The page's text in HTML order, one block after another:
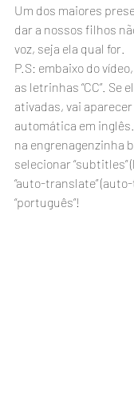
Um dos maiores
dar a nossos filhos
voz, seja ela qual for.
P.S: embaixo do
as letrinhas “CC”. Se
ativadas, vai
automática em
na engrenagenzinha
selecionar “subtitles”
“auto-translate”
“português”!